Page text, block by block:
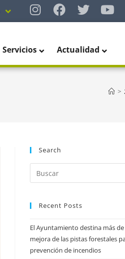
Servicios Actualidad
>
Search
Recent Posts
El Ayuntamiento destina más de
mejora de las pistas forestales
prevención de incendios